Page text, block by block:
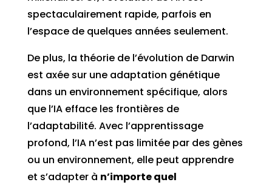
spectaculairement rapide, parfois en
l’espace de quelques années seulement.
De plus, la théorie de l’évolution de Darwin
est axée sur une adaptation génétique
dans un environnement spécifique, alors
que l’IA efface les frontières de
l’adaptabilité. Avec l’apprentissage
profond, l’IA n’est pas limitée par des gènes
ou un environnement, elle peut apprendre
et s’adapter à n’importe quel